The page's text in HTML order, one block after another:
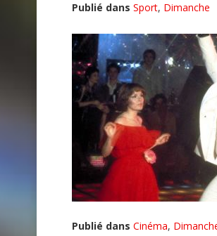
Publié dans Sport, Dimanche
Publié dans Cinéma,